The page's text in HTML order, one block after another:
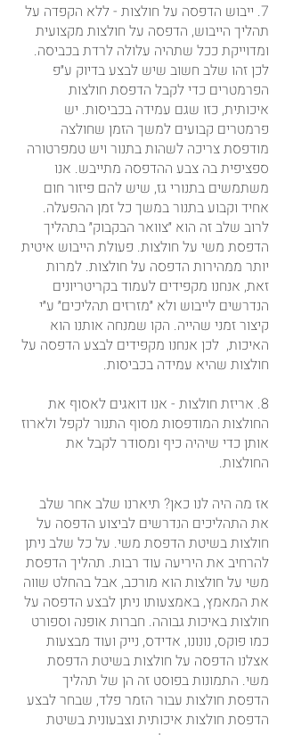
7. ייבוש הדפסה על חולצות - ללא הקפדה על
תהליך הייבוש, הדפסה על חולצות מקצועית
ומדוייקת ככל שתהיה עלולה לרדת בכביסה.
לכן זהו שלב חשוב שיש לבצע בדיוק ע״פ
הפרמטרים כדי לקבל הדפסת חולצות
איכותית, כזו שגם עמידה בכביסות. יש
פרמטרים קבועים למשך הזמן שחולצה
מודפסת צריכה לשהות בתנור ויש טמפרטורה
ספציפית בה צבע ההדפסה מתייבש. אנו
משתמשים בתנורי גז, שיש להם פיזור חום
אחיד וקבוע בתנור במשך כל זמן ההפעלה.
לרוב שלב זה הוא ״צוואר הבקבוק״ בתהליך
הדפסת משי על חולצות. פעולת הייבוש איטית
יותר ממהירות הדפסה על חולצות. למרות
זאת, אנחנו מקפידים לעמוד בקריטריונים
הנדרשים לייבוש ולא ״מזרזים תהליכים״ ע״י
קיצור זמני שהייה. הקו שמנחה אותנו הוא
האיכות,  לכן אנחנו מקפידים לבצע הדפסה על
חולצות שהיא עמידה בכביסות.
8. אריזת חולצות - אנו דואגים לאסוף את
החולצות המודפסות מסוף התנור לקפל ולארוז
אותן כדי שיהיה כיף ומסודר לקבל את
החולצות.
אז מה היה לנו כאן? תיארנו שלב אחר שלב
את התהליכים הנדרשים לביצוע הדפסה על
חולצות בשיטת הדפסת משי. על כל שלב ניתן
להרחיב את היריעה עוד רבות. תהליך הדפסת
משי על חולצות הוא מורכב, אבל בהחלט שווה
את המאמץ, באמצעותו ניתן לבצע הדפסה על
חולצות באיכות גבוהה. חברות אופנה וספורט
כמו פוקס, נונונו, אדידס, נייק ועוד מבצעות
אצלנו הדפסה על חולצות בשיטת הדפסת
משי. התמונות בפוסט זה הן של תהליך
הדפסת חולצות עבור הזמר פלד, שבחר לבצע
הדפסת חולצות איכותית וצבעונית בשיטת